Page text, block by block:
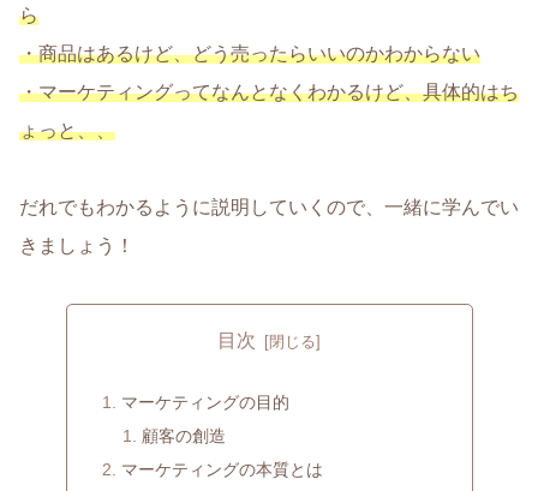
ら
・商品はあるけど、どう売ったらいいのかわからない
・マーケティングってなんとなくわかるけど、具体的はち
ょっと、、
だれでもわかるように説明していくので、一緒に学んでい
きましょう！
目次
マーケティングの目的
顧客の創造
マーケティングの本質とは